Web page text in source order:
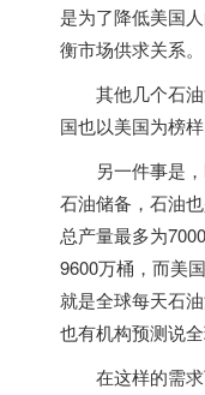
是为了降低美国
衡市场供求关系。
其他几个石油
国也以美国为榜
另一件事是，
石油储备，石油
总产量最多为
9600万桶，而美国
就是全球每天石
也有机构预测说
在这样的需求